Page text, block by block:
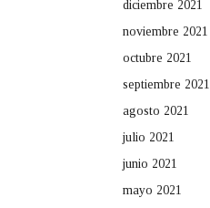
diciembre 2021
noviembre 2021
octubre 2021
septiembre 2021
agosto 2021
julio 2021
junio 2021
mayo 2021